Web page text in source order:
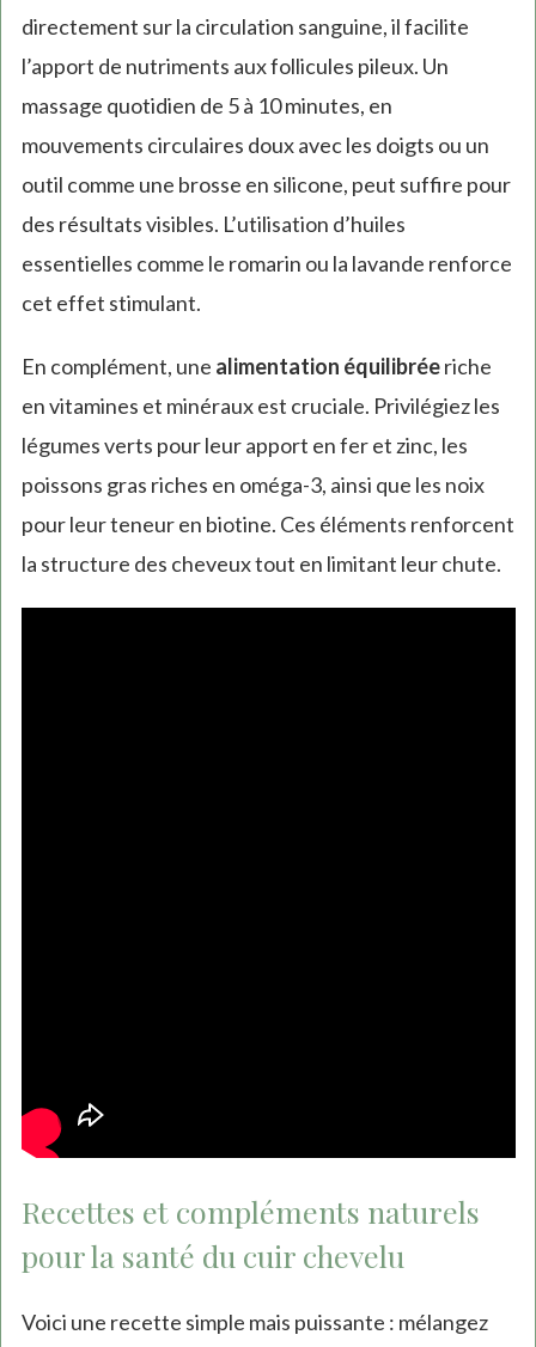
directement sur la circulation sanguine, il facilite
l’apport de nutriments aux follicules pileux. Un
massage quotidien de 5 à 10 minutes, en
mouvements circulaires doux avec les doigts ou un
outil comme une brosse en silicone, peut suffire pour
des résultats visibles. L’utilisation d’huiles
essentielles comme le romarin ou la lavande renforce
cet effet stimulant.
En complément, une alimentation équilibréeriche
en vitamines et minéraux est cruciale. Privilégiez les
légumes verts pour leur apport en fer et zinc, les
poissons gras riches en oméga-3, ainsi que les noix
pour leur teneur en biotine. Ces éléments renforcent
la structure des cheveux tout en limitant leur chute.
Recettes et compléments naturels
pour la santé du cuir chevelu
Voici une recette simple mais puissante : mélangez